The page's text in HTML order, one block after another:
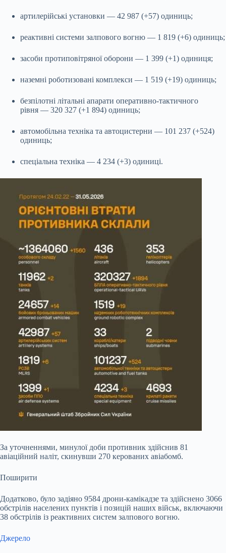
артилерійські установки — 42 987 (+57) одиниць;
реактивні системи залпового вогню — 1 819 (+6) одиниць;
засоби протиповітряної оборони — 1 399 (+1) одиниця;
наземні роботизовані комплекси — 1 519 (+19) одиниць;
безпілотні літальні апарати оперативно-тактичного
рівня — 320 327 (+1 894) одиниць;
автомобільна техніка та автоцистерни — 101 237 (+524)
одиниць;
спеціальна техніка — 4 234 (+3) одиниці.
За уточненнями, минулої доби противник здійснив 81
авіаційний наліт, скинувши 270 керованих авіабомб.
Поширити
Додатково, було задіяно 9584 дрони-камікадзе та здійснено 3066
обстрілів населених пунктів і позицій наших військ, включаючи
38 обстрілів із реактивних систем залпового вогню.
Джерело